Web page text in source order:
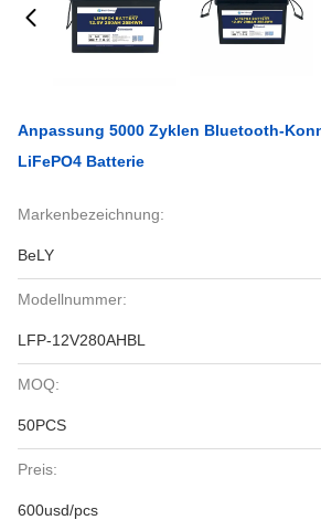
Anpassung 5000 Zyklen Bluetooth-
LiFePO4 Batterie
Markenbezeichnung:
BeLY
Modellnummer:
LFP-12V280AHBL
MOQ:
50PCS
Preis:
600usd/pcs